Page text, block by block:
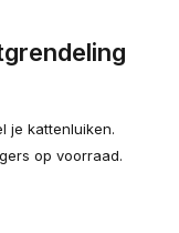
je kattenluiken.
op voorraad.